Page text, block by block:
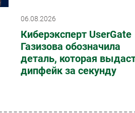
06.08.2026
Киберэксперт UserGate
Газизова обозначила
деталь, которая
дипфейк за секунду